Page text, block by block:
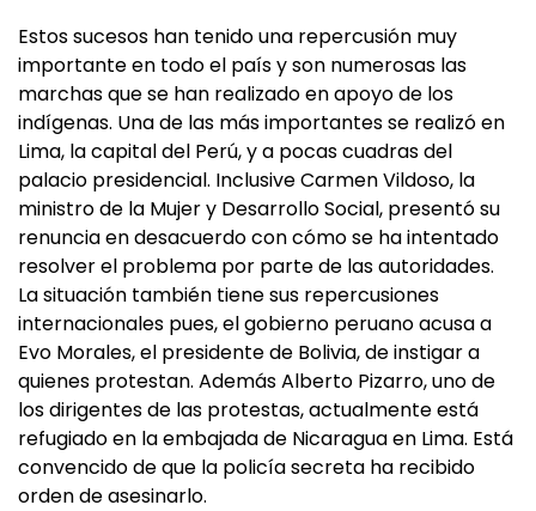
Estos sucesos han tenido una repercusión muy
importante en todo el país y son numerosas las
marchas que se han realizado en apoyo de los
indígenas. Una de las más importantes se realizó en
Lima, la capital del Perú, y a pocas cuadras del
palacio presidencial. Inclusive Carmen Vildoso, la
ministro de la Mujer y Desarrollo Social, presentó su
renuncia en desacuerdo con cómo se ha intentado
resolver el problema por parte de las autoridades.
La situación también tiene sus repercusiones
internacionales pues, el gobierno peruano acusa a
Evo Morales, el presidente de Bolivia, de instigar a
quienes protestan. Además Alberto Pizarro, uno de
los dirigentes de las protestas, actualmente está
refugiado en la embajada de Nicaragua en Lima. Está
convencido de que la policía secreta ha recibido
orden de asesinarlo.